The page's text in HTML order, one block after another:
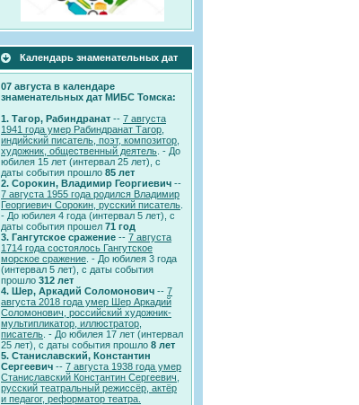
Календарь знаменательных дат
07 августа в календаре
знаменательных дат МИБС Томска:
1. Тагор, Рабиндранат -- 7 августа
1941 года умер Рабиндранат Тагор,
индийский писатель, поэт, композитор,
художник, общественный деятель . - До
юбилея 15 лет (интервал 25 лет), с
даты события прошло 85 лет
2. Сорокин, Владимир Георгиевич --
7 августа 1955 года родился Владимир
Георгиевич Сорокин, русский писатель
- До юбилея 4 года (интервал 5 лет), с
даты события прошел 71 год
3. Гангутское сражение -- 7 августа
1714 года состоялось Гангутское
морское сражение . - До юбилея 3 года
(интервал 5 лет), с даты события
прошло 312 лет
4. Шер, Аркадий Соломонович -- 7
августа 2018 года умер Шер Аркадий
Соломонович, российский художник-
мультипликатор, иллюстратор,
писатель . - До юбилея 17 лет (интервал
25 лет), с даты события прошло 8 лет
5. Станиславский, Константин
Сергеевич -- 7 августа 1938 года умер
Станиславский Константин Сергеевич,
русский театральный режиссёр, актёр
и педагог, реформатор театра.